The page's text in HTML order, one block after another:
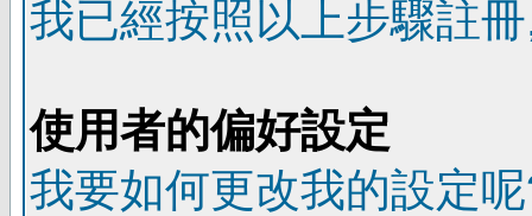
我已經按照以上步驟註
使用者的偏好設定
我要如何更改我的設定